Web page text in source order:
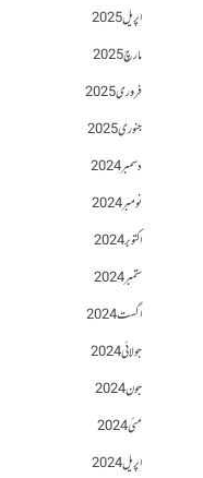
اپریل 2025
مارچ 2025
فروری 2025
جنوری 2025
دسمبر 2024
نومبر 2024
اکتوبر 2024
ستمبر 2024
اگست 2024
جولائی 2024
جون 2024
مئی 2024
اپریل 2024